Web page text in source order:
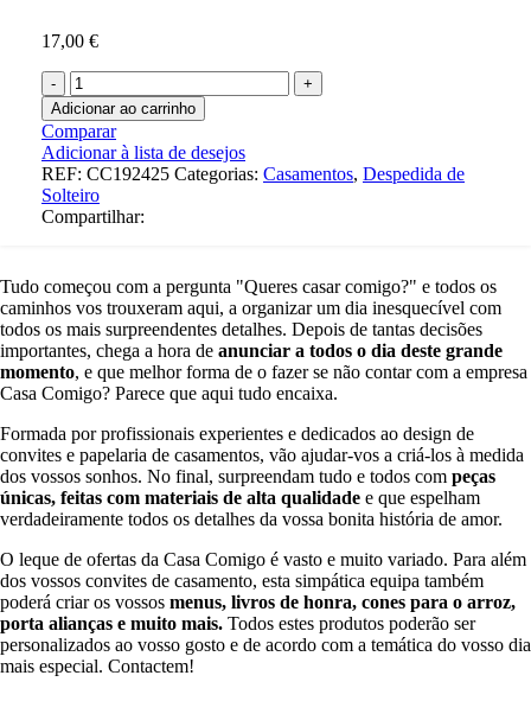
17,00 €
Quantidade
de
T-
shirts
Despedida
de
solteiro
Adicionar ao carrinho
Comparar
Adicionar à lista de desejos
REF: CC192425 Categorias: Casamentos, Despedida de
Solteiro
Compartilhar:
Tudo começou com a pergunta "Queres casar comigo?" e todos os
caminhos vos trouxeram aqui, a organizar um dia inesquecível com
todos os mais surpreendentes detalhes. Depois de tantas decisões
importantes, chega a hora de anunciar a todos o dia deste grande
momento, e que melhor forma de o fazer se não contar com a empresa
Casa Comigo? Parece que aqui tudo encaixa.
Formada por profissionais experientes e dedicados ao design de
convites e papelaria de casamentos, vão ajudar-vos a criá-los à medida
dos vossos sonhos. No final, surpreendam tudo e todos com peças
únicas, feitas com materiais de alta qualidade e que espelham
verdadeiramente todos os detalhes da vossa bonita história de amor.
O leque de ofertas da Casa Comigo é vasto e muito variado. Para além
dos vossos convites de casamento, esta simpática equipa também
poderá criar os vossos menus, livros de honra, cones para o arroz,
porta alianças e muito mais. Todos estes produtos poderão ser
personalizados ao vosso gosto e de acordo com a temática do vosso dia
mais especial. Contactem!